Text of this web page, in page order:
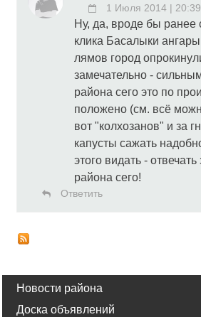
1 Июля 2014 | 20:39
Ну, да, вроде бы ранее
клика Басалыки
лямов город
замечательно -
района сего это по
положено (см. всё
вот "колхозанов" и за
капусты сажать
этого видать -
района сего!
Ответить
Новости района
Доска объявлений